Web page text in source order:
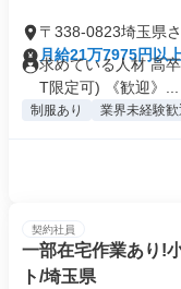
〒338-0823埼玉県
月給21万7975円以
求めている人材 高
T限定可) 《歓迎》...
制服あり 業界未経験歓
契約社員
一部在宅作業あり!
ト/埼玉県